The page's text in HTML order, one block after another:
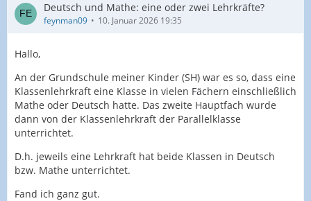
Deutsch und Mathe: eine oder zwei Lehrkräfte?
feynman09 10. Januar 2026 19:35
Hallo,
An der Grundschule meiner Kinder (SH) war es so, dass eine
Klassenlehrkraft eine Klasse in vielen Fächern einschließlich
Mathe oder Deutsch hatte. Das zweite Hauptfach wurde
dann von der Klassenlehrkraft der Parallelklasse
unterrichtet.
D.h. jeweils eine Lehrkraft hat beide Klassen in Deutsch
bzw. Mathe unterrichtet.
Fand ich ganz gut.